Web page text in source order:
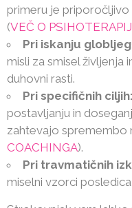
primeru je
(VEČ O
Pri iskanju
misli za smisel življenja
duhovni rasti.
Pri specifičnih ciljih:
postavljanju in
zahtevajo spremembo
COACHINGA).
Pri travmatičnih
miselni vzorci